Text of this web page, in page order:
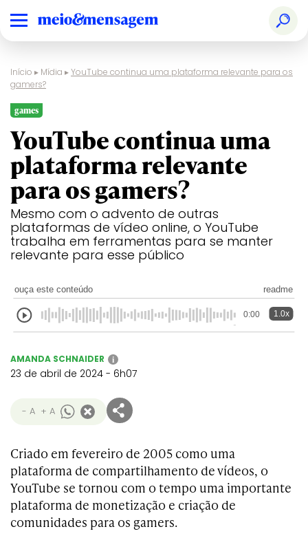
Início ▸ Mídia ▸YouTube continua uma plataforma relevante para os
gamers?
games
YouTube continua uma
plataforma relevante
para os gamers?
Mesmo com o advento de outras
plataformas de vídeo online, o YouTube
trabalha em ferramentas para se manter
relevante para esse público
ouça este conteúdo readme
0:00 1.0x
AMANDA SCHNAIDER i
23 de abril de 2024 - 6h07
- A + A
Criado em fevereiro de 2005 como uma
plataforma de compartilhamento de vídeos, o
YouTube se tornou com o tempo uma importante
plataforma de monetização e criação de
comunidades para os gamers.